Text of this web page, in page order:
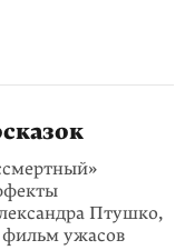
Птушко,
фильм ужасов